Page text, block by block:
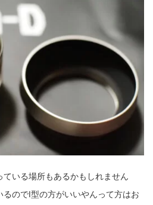
いる場所もあるかもしれません
のでI型の方がいいやんって方はお